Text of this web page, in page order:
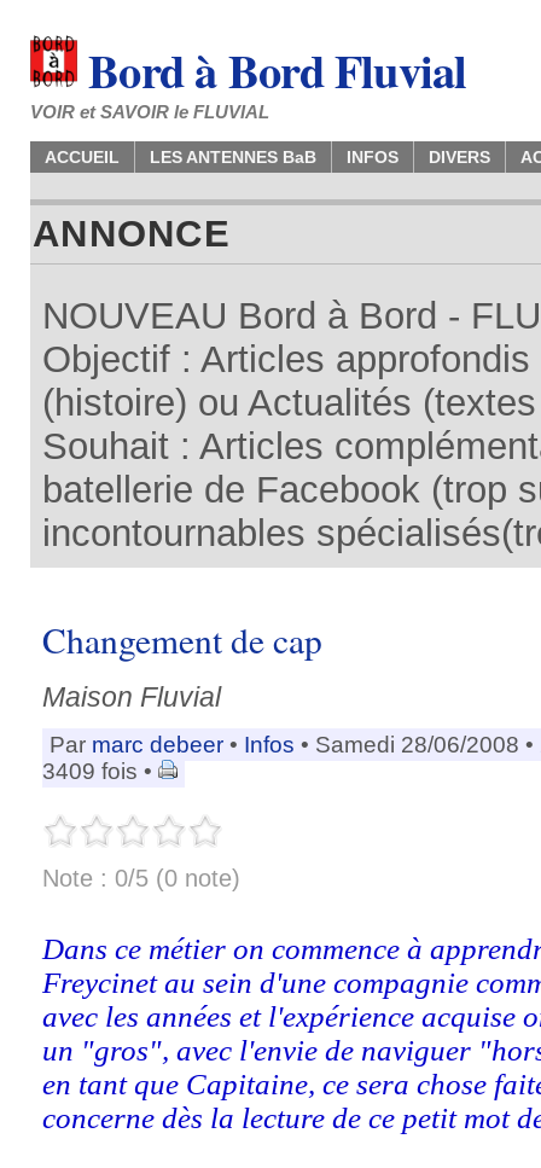
Bord à Bord Fluvial
VOIR et SAVOIR le FLUVIAL
ACCUEIL LES ANTENNES BaB INFOS DIVERS
ANNONCE
NOUVEAU Bord à Bord -
Objectif : Articles
(histoire) ou Actualités
Souhait : Articles
batellerie de Facebook (trop
incontournables
Changement de cap
Maison Fluvial
Par marc debeer • Infos • Samedi 28/06/2008 •
3409 fois •
Note : 0/5 (0 note)
Dans ce métier on commence à
Freycinet au sein d'une compagnie
avec les années et l'expérience acquise
un "gros", avec l'envie de naviguer
en tant que Capitaine, ce sera chose
concerne dès la lecture de ce petit mot